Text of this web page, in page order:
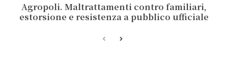
Agropoli. Maltrattamenti contro familiari,
estorsione e resistenza a pubblico ufficiale